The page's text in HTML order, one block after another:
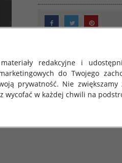
redakcyjne i
do Twojego
prywatność. Nie
wycofać w każdej chwili na
Parlamentu Europejskiego i
w związku z przetwarzaniem
dyrektywy 95/46/WE
Danych"). W związku z tym
na jakich odbywa się to po dniu